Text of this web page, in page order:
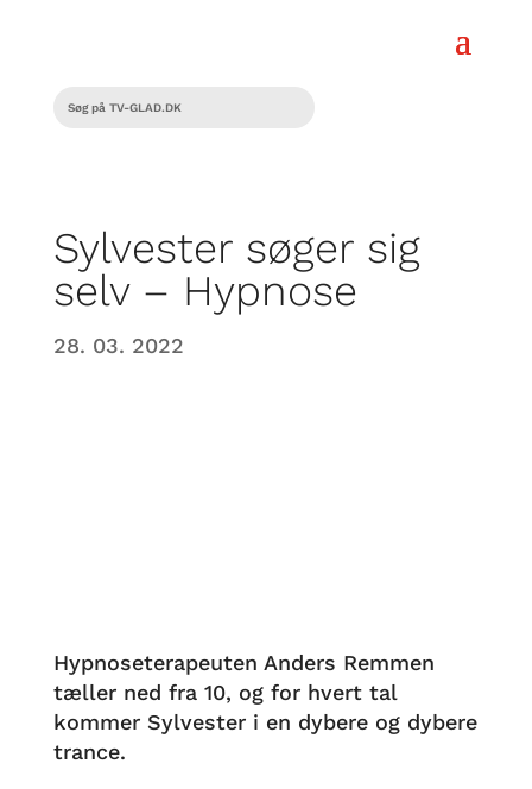
Sylvester søger sig
selv – Hypnose
28. 03. 2022
Hypnoseterapeuten Anders Remmen
tæller ned fra 10, og for hvert tal
kommer Sylvester i en dybere og dybere
trance.